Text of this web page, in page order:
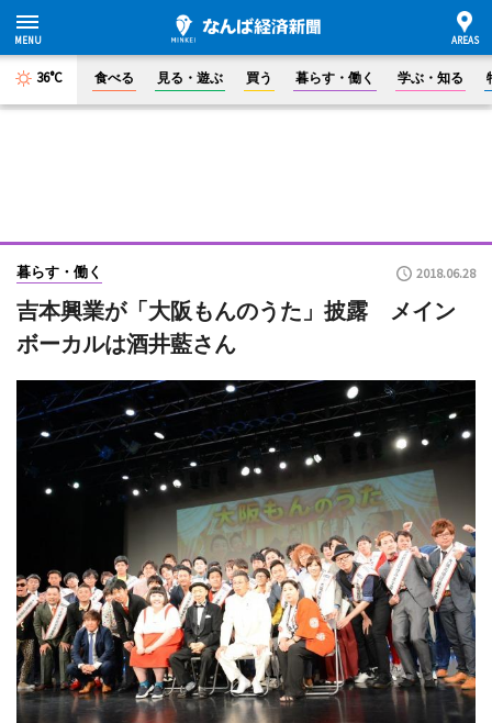
36°C 食べる 見る・遊ぶ 買う 暮らす・働く 学ぶ・知る
暮らす・働く 2018.06.28
吉本興業が「大阪もんのうた」披露 メイン
ボーカルは酒井藍さん